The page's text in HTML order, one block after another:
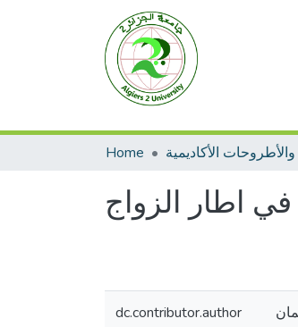
Home
اطار الزواج
dc.contributor.author